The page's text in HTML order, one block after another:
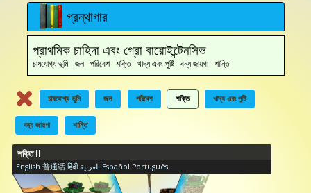
গ্রন্থাগার
প্রাথমিক চাহিদা এবং গ্রো বায়োইন্টেনসিভ
চাষযোগ্য ভূমি জল পরিবেশ শক্তি খাদ্য এবং পুষ্টি বন্য জায়গা শান্তি
চাষযোগ্য ভূমি জল পরিবেশ শক্তি খাদ্য এবং পুষ্টি
বন্য জায়গা শান্তি
শক্তি II
English 普通话 हिंदी العربية Español Português